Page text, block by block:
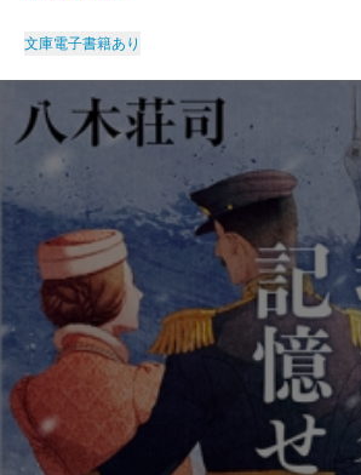
文庫電子書籍あり